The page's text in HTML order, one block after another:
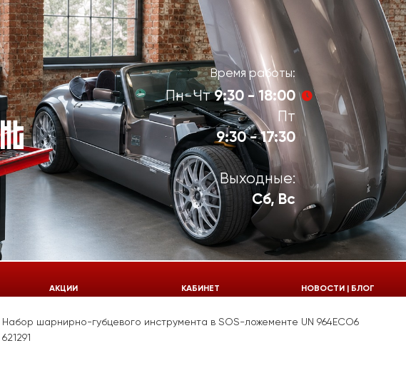
Время работы:
Пн-Чт9:30 - 18:00
Пт
9:30 - 17:30
Выходные:
Сб, Вс
924-55-33
АКЦИИ КАБИНЕТ НОВОСТИ | БЛОГ
Набор шарнирно-губцевого инструмента в SOS-ложементе UN 964ECO6
621291